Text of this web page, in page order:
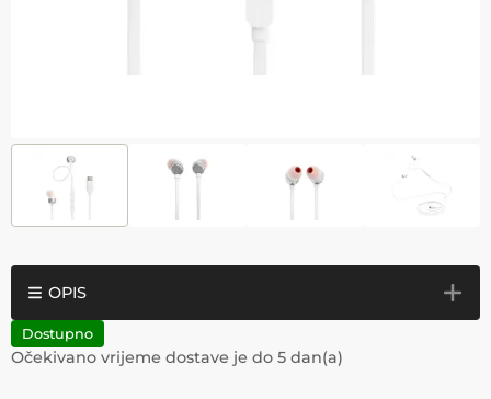
OPIS
Dostupno
Očekivano vrijeme dostave je do 5 dan(a)